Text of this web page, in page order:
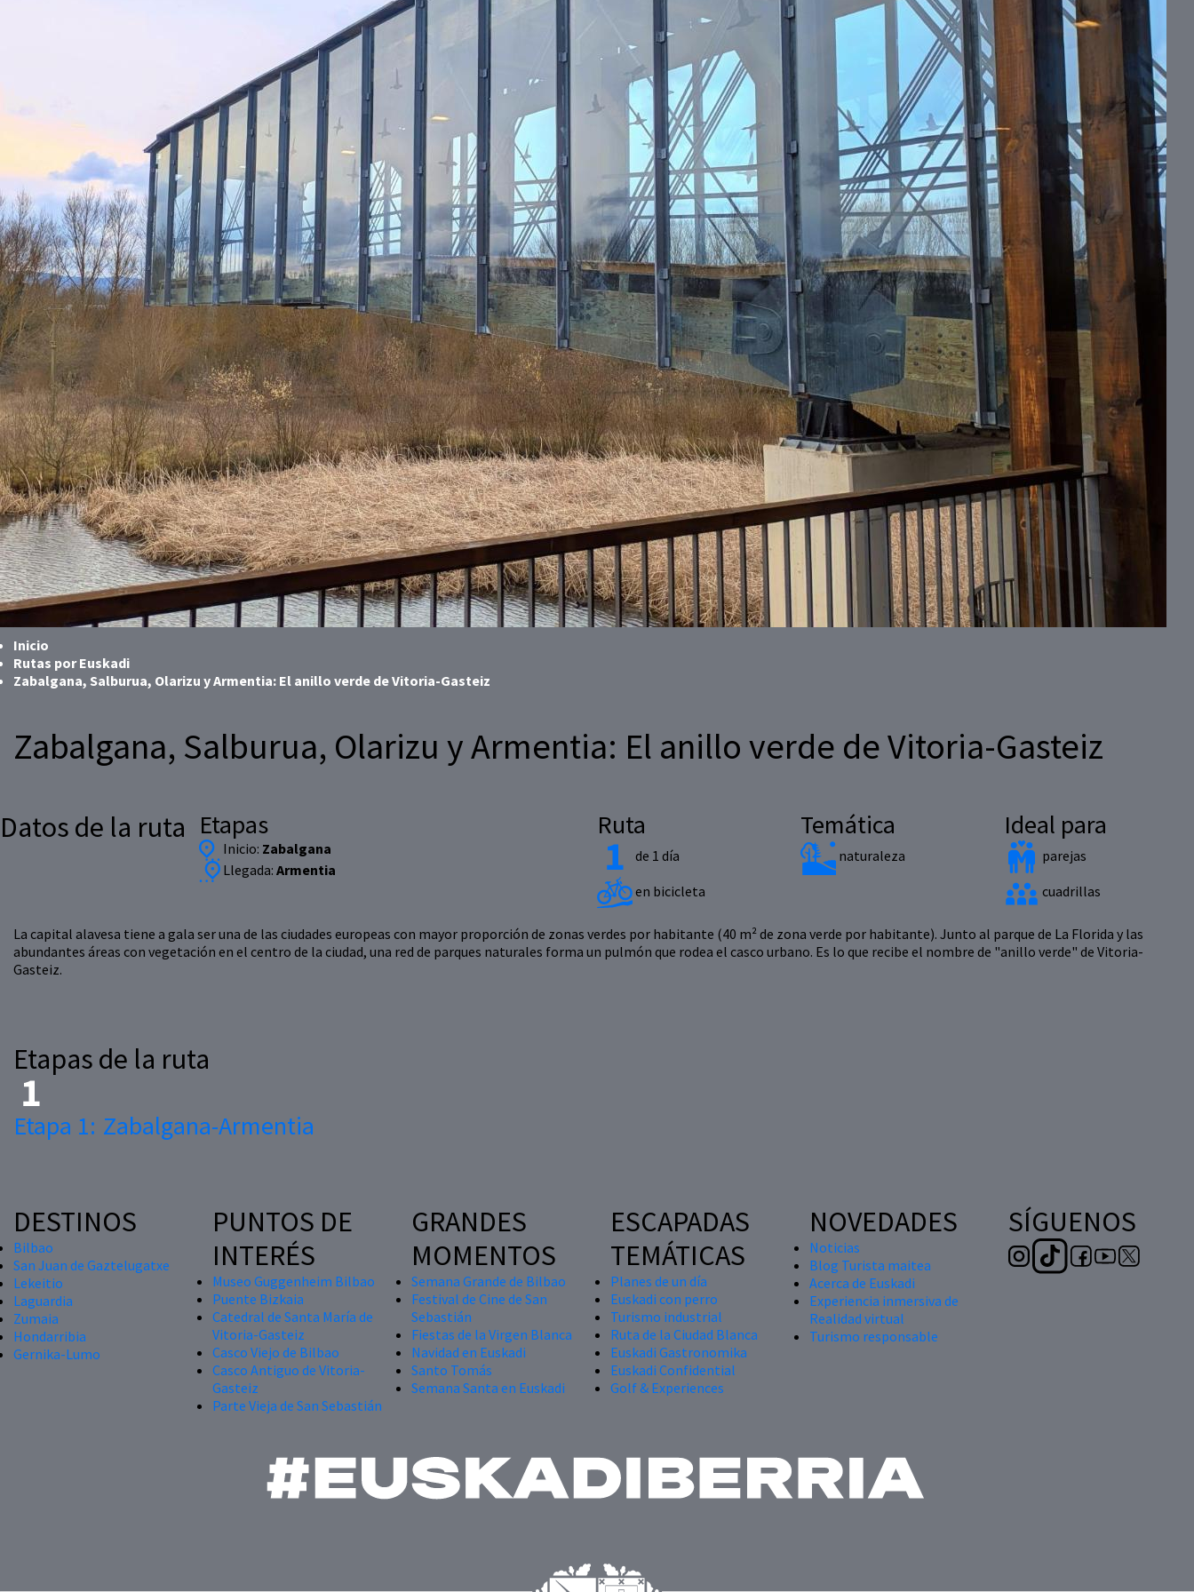
Inicio
Rutas por Euskadi
Zabalgana, Salburua, Olarizu y Armentia: El anillo verde de Vitoria-Gasteiz
Zabalgana, Salburua, Olarizu y Armentia: El anillo verde de Vitoria-Gasteiz
Datos de la ruta Etapas
Inicio: Zabalgana
Llegada: Armentia
Ruta
de 1 día
en bicicleta
Temática
naturaleza
Ideal para
parejas
cuadrillas
La capital alavesa tiene a gala ser una de las ciudades europeas con mayor proporción de zonas verdes por habitante (40 m² de zona verde por habitante). Junto al parque de La Florida y las
abundantes áreas con vegetación en el centro de la ciudad, una red de parques naturales forma un pulmón que rodea el casco urbano. Es lo que recibe el nombre de "anillo verde" de Vitoria-
Gasteiz.
Etapas de la ruta
Etapa 1: Zabalgana-Armentia
DESTINOS
Bilbao
San Juan de Gaztelugatxe
Lekeitio
Laguardia
Zumaia
Hondarribia
Gernika-Lumo
PUNTOS DE
INTERÉS
Museo Guggenheim Bilbao
Puente Bizkaia
Catedral de Santa María de
Vitoria-Gasteiz
Casco Viejo de Bilbao
Casco Antiguo de Vitoria-
Gasteiz
Parte Vieja de San Sebastián
GRANDES
MOMENTOS
Semana Grande de Bilbao
Festival de Cine de San
Sebastián
Fiestas de la Virgen Blanca
Navidad en Euskadi
Santo Tomás
Semana Santa en Euskadi
ESCAPADAS
TEMÁTICAS
Planes de un día
Euskadi con perro
Turismo industrial
Ruta de la Ciudad Blanca
Euskadi Gastronomika
Euskadi Confidential
Golf & Experiences
NOVEDADES
Noticias
Blog Turista maitea
Acerca de Euskadi
Experiencia inmersiva de
Realidad virtual
Turismo responsable
SÍGUENOS